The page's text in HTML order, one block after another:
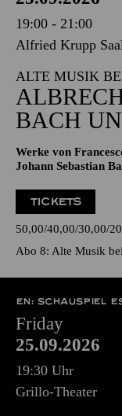
19:00 - 21:00
Alfried Krupp
ALTE MUSIK
BACH
Werke von
Johann Sebastian
TICKETS
50,00 40,00 30,00
Abo 8: Alte Musik
EN: SCHAUSPIEL
Friday
25.09.2026
19:30 Uhr
Grillo-Theater